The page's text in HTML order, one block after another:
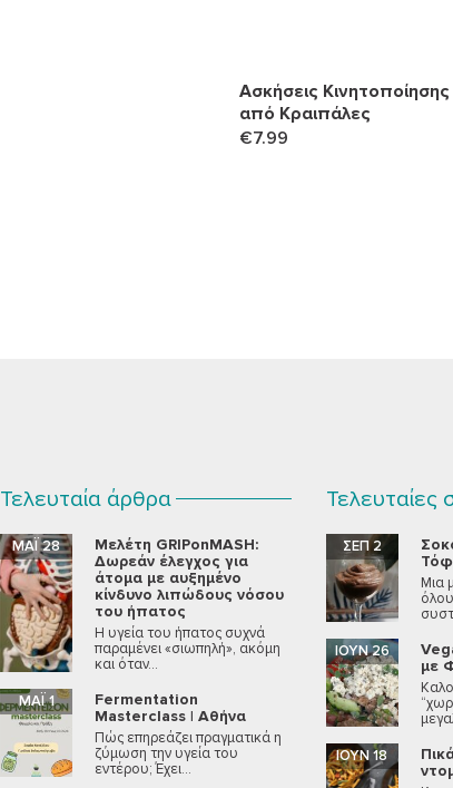
Ασκήσεις
από Κραιπάλες
€7.99
Τελευταία άρθρα
Μελέτη GRIPonMASH:
Δωρεάν έλεγχος για
άτομα με αυξημένο
κίνδυνο λιπώδους νόσου
του ήπατος
ΜΆΙ 28
Η υγεία του ήπατος συχνά
παραμένει «σιωπηλή», ακόμη
και όταν...
Fermentation
Masterclass | Αθήνα
ΜΆΙ 1
Πώς επηρεάζει πραγματικά η
ζύμωση την υγεία του
εντέρου; Έχει...
Τελευταίες
ΣΕΠ 2
Μια
με
ΙΟΎΝ 26
ΙΟΎΝ 18